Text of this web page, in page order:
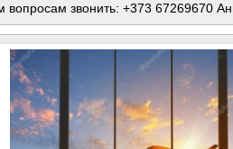
вопросам звонить: +373 67269670